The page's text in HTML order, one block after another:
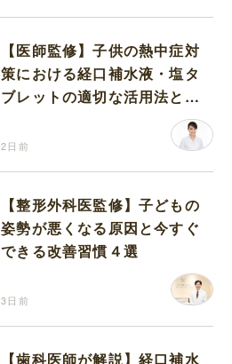
【医師監修】子供の熱中症対
策における経口補水液・塩タ
ブレットの適切な活用法と水
2日前
【整形外科医監修】子どもの
姿勢が悪くなる原因と今すぐ
できる改善習慣４選
3日前
【歯科医師が解説】経口補水